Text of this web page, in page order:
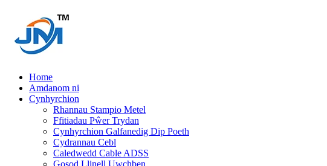
Home
Amdanom ni
Cynhyrchion
Rhannau Stampio Metel
Ffitiadau Pŵer Trydan
Cynhyrchion Galfanedig Dip Poeth
Cydrannau Cebl
Caledwedd Cable ADSS
Gosod Llinell Uwchben